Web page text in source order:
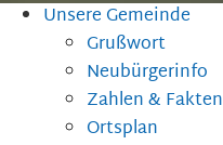
Unsere Gemeinde
Grußwort
Neubürgerinfo
Zahlen & Fakten
Ortsplan